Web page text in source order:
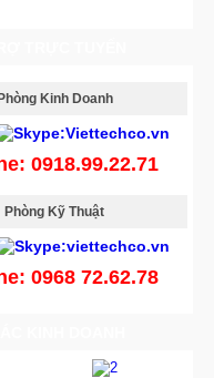
Phòng Kinh Doanh
0918.99.22.71
Phòng Kỹ Thuật
0968 72.62.78